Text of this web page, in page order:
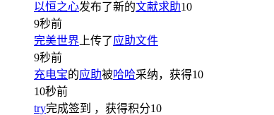
以恒之心发布了新的文献求助10
9秒前
完美世界 上传了应助文件
9秒前
充电宝的应助被哈哈采纳，获得10
10秒前
try完成签到 ，获得积分10